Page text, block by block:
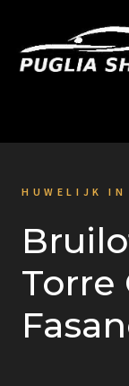
HUWELIJK IN
Torre